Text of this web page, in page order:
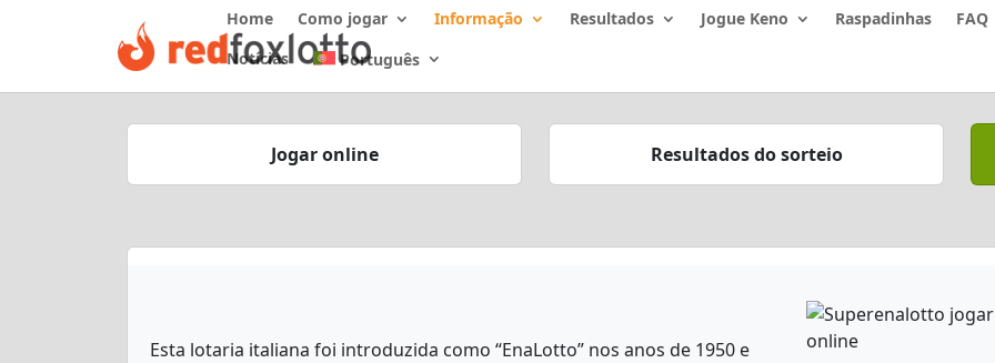
Home Como jogar Informação Resultados Jogue Keno Raspadinhas
FAQ
Notícias
Português
Jogar online Resultados do sorteio
Esta lotaria italiana foi introduzida como “EnaLotto” nos anos de 1950 e